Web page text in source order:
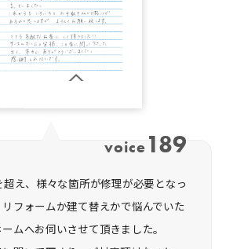
voice 189
え、様々な箇所が修理が必要となっ
フォームか建て替えかで悩んでいた
ムへお伺いさせて頂きました。